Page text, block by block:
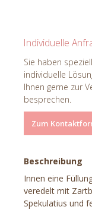
Individuelle
Sie haben
individuelle
Ihnen gerne zur
besprechen.
Zum
Beschreibung
Innen eine
veredelt mit
Spekulatius und